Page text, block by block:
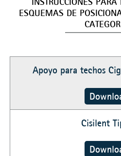
ESQUEMAS DE
Apoyo para techos
Cisilent